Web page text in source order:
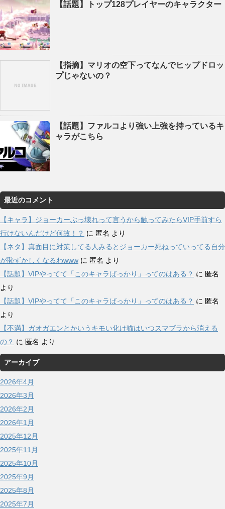
【話題】トップ128プレイヤーのキャラクター
【指摘】マリオの空下ってなんでヒップドロッ
プじゃないの？
【話題】ファルコより強い上強を持っているキ
ャラがこちら
最近のコメント
【キャラ】ジョーカーぶっ壊れって言うから触ってみたらVIP手前すら
行けないんだけど何故！？ に 匿名 より
【ネタ】真面目に対策してる人みるとジョーカー死ねっていってる自分
が恥ずかしくなるわwww に 匿名 より
【話題】VIPやってて「このキャラばっかり」ってのはある？ に 匿名
より
【話題】VIPやってて「このキャラばっかり」ってのはある？ に 匿名
より
【不満】ガオガエンとかいうキモい化け猫はいつスマブラから消える
の？ に 匿名 より
アーカイブ
2026年4月
2026年3月
2026年2月
2026年1月
2025年12月
2025年11月
2025年10月
2025年9月
2025年8月
2025年7月